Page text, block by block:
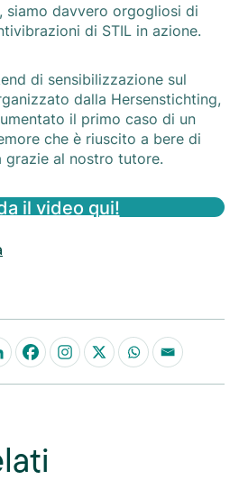
siamo davvero orgogliosi di
di STIL in azione.
di sensibilizzazione sul
dalla Hersenstichting,
il primo caso di un
che è riuscito a bere di
al nostro tutore.
il video qui!